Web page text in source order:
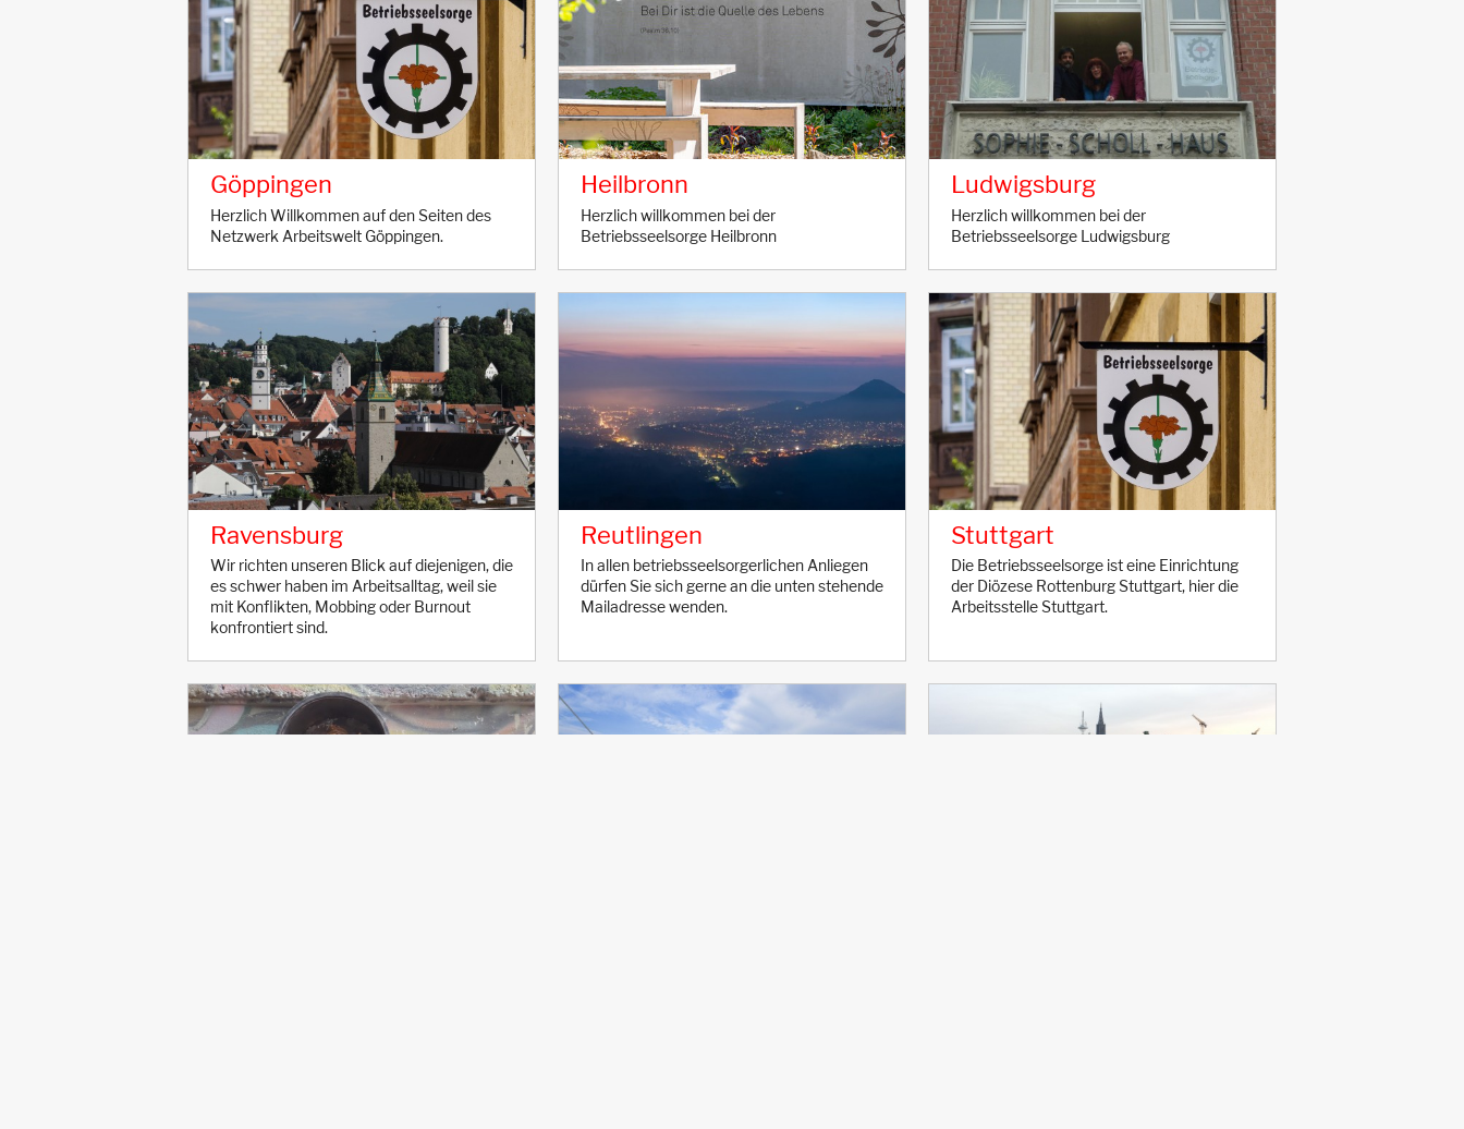
Göppingen
Herzlich Willkommen auf den Seiten des
Netzwerk Arbeitswelt Göppingen.
Heilbronn
Herzlich willkommen bei der
Betriebsseelsorge Heilbronn
Ludwigsburg
Herzlich willkommen bei der
Betriebsseelsorge Ludwigsburg
Ravensburg
Wir richten unseren Blick auf diejenigen, die
es schwer haben im Arbeitsalltag, weil sie
mit Konflikten, Mobbing oder Burnout
konfrontiert sind.
Reutlingen
In allen betriebsseelsorgerlichen Anliegen
dürfen Sie sich gerne an die unten stehende
Mailadresse wenden.
Stuttgart
Die Betriebsseelsorge ist eine Einrichtung
der Diözese Rottenburg Stuttgart, hier die
Arbeitsstelle Stuttgart.